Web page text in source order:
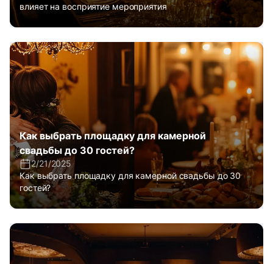
влияет на восприятие мероприятия
Как выбрать площадку для камерной
свадьбы до 30 гостей?
2/21/2025
Как выбрать площадку для камерной свадьбы до 30
гостей?